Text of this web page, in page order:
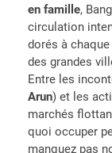
en famille,
circulation
dorés à
des grandes
Entre les
Arun) et les
marchés
quoi occuper
manquez pas